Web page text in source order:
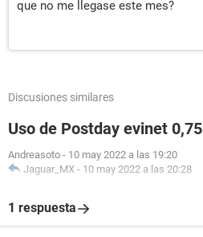
que no me llegase este mes?
Discusiones similares
Uso de Postday evinet 0,75
Andreasoto - 10 may 2022 a las 19:20
Jaguar_MX - 10 may 2022 a las 20:28
1 respuesta